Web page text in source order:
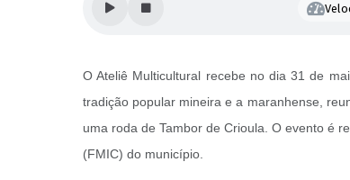
O Ateliê Multicultural recebe no dia 31 de
tradição popular mineira e a maranhense,
uma roda de Tambor de Crioula. O evento é
(FMIC) do município.